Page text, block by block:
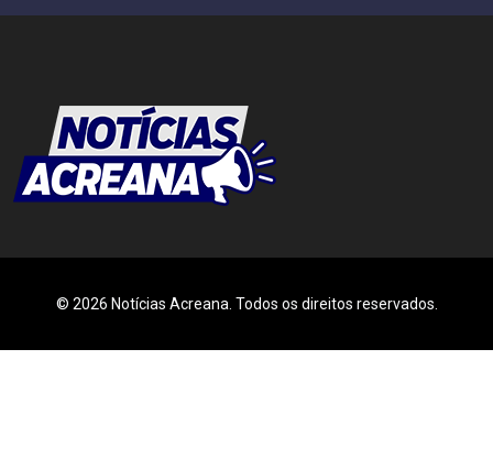
© 2026 Notícias Acreana. Todos os direitos reservados.